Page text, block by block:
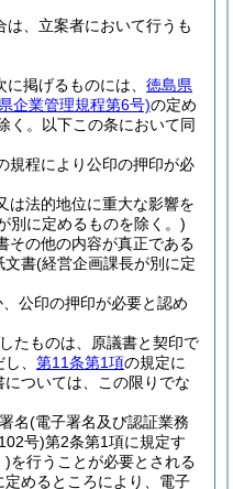
は、立案者において行うも
掲げるものには、 徳島県
企業管理規程第6号)の定め
く。以下この条において同
規程により公印の押印が必
は法的地位に重大な影響を
別に定めるものを除く。)
その他の内容が真正である
文書(経営企画課長が別に定
公印の押印が必要と認め
たものは、原議書と契印で
、 第11条第1項の規定に
ついては、この限りでな
名(電子署名及び認証業務
号)第2条第1項に規定す
)を行うことが必要とされる
めるところにより、電子